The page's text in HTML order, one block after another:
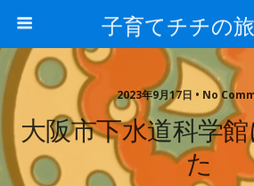
子育てチチの
2023年9月17日 • No
大阪市下水道科学
た